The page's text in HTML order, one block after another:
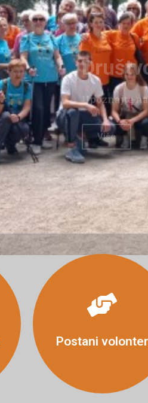
Upoznajte
Više
Postani volonter